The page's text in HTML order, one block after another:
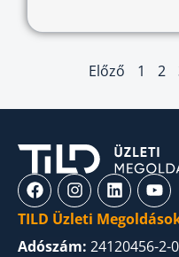
Előző 1 2
TILD Üzleti
Adószám: 24120456-2-